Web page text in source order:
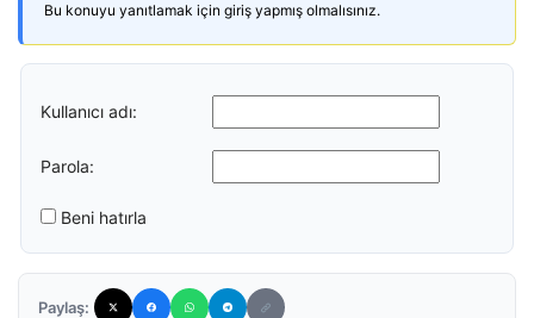
Bu konuyu yanıtlamak için giriş yapmış olmalısınız.
Kullanıcı adı:
Parola:
Beni hatırla
Paylaş: